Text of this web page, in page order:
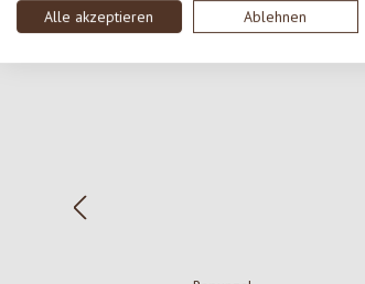
Alle akzeptieren Ablehnen